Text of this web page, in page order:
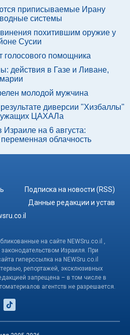
приписываемые Ирану
системы
похитившим оружие у
Сусии
голосового помощника
действия в Газе и Ливане,
молодой мужчина
диверсии "Хизбаллы"
ЦАХАЛа
Израиле на 6 августа:
облачность
Подписка на новости (RSS)
Данные редакции и устав
на сайте NEWSru.co.il ,
Израиля. При
гиперссылка на NEWSru.co.il
репортажей, эксклюзивных
запрещена – в том числе в
агентств не разрешается.